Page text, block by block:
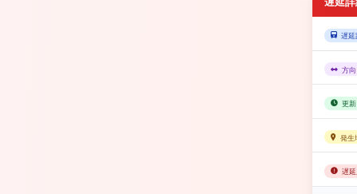
遅延
方向
更
発生
遅